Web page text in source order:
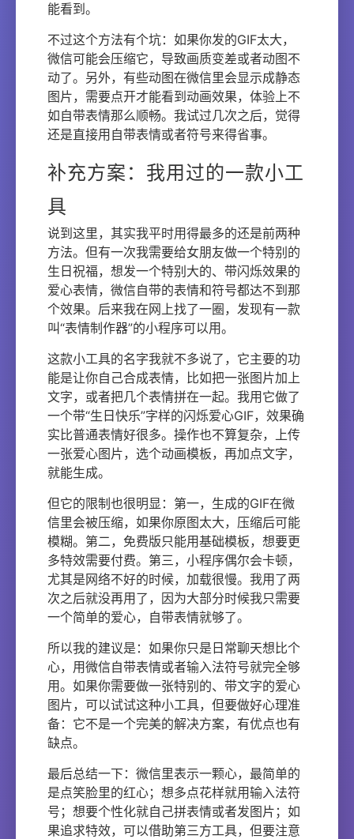
能看到。
不过这个方法有个坑：如果你发的GIF太大，
微信可能会压缩它，导致画质变差或者动图不
动了。另外，有些动图在微信里会显示成静态
图片，需要点开才能看到动画效果，体验上不
如自带表情那么顺畅。我试过几次之后，觉得
还是直接用自带表情或者符号来得省事。
补充方案：我用过的一款小工
具
说到这里，其实我平时用得最多的还是前两种
方法。但有一次我需要给女朋友做一个特别的
生日祝福，想发一个特别大的、带闪烁效果的
爱心表情，微信自带的表情和符号都达不到那
个效果。后来我在网上找了一圈，发现有一款
叫“表情制作器”的小程序可以用。
这款小工具的名字我就不多说了，它主要的功
能是让你自己合成表情，比如把一张图片加上
文字，或者把几个表情拼在一起。我用它做了
一个带“生日快乐”字样的闪烁爱心GIF，效果确
实比普通表情好很多。操作也不算复杂，上传
一张爱心图片，选个动画模板，再加点文字，
就能生成。
但它的限制也很明显：第一，生成的GIF在微
信里会被压缩，如果你原图太大，压缩后可能
模糊。第二，免费版只能用基础模板，想要更
多特效需要付费。第三，小程序偶尔会卡顿，
尤其是网络不好的时候，加载很慢。我用了两
次之后就没再用了，因为大部分时候我只需要
一个简单的爱心，自带表情就够了。
所以我的建议是：如果你只是日常聊天想比个
心，用微信自带表情或者输入法符号就完全够
用。如果你需要做一张特别的、带文字的爱心
图片，可以试试这种小工具，但要做好心理准
备：它不是一个完美的解决方案，有优点也有
缺点。
最后总结一下：微信里表示一颗心，最简单的
是点笑脸里的红心；想多点花样就用输入法符
号；想要个性化就自己拼表情或者发图片；如
果追求特效，可以借助第三方工具，但要注意